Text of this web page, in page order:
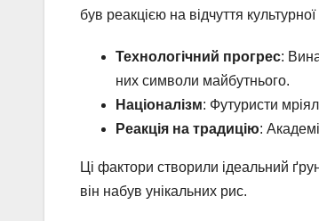
був реакцією на відчуття
Технологічний прогрес:
них символи майбутнього.
Націоналізм: Футуристи
Реакція на традицію:
Ці фактори створили ідеальний
він набув унікальних рис.